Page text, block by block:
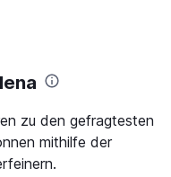
zu den gefragtesten
mithilfe der